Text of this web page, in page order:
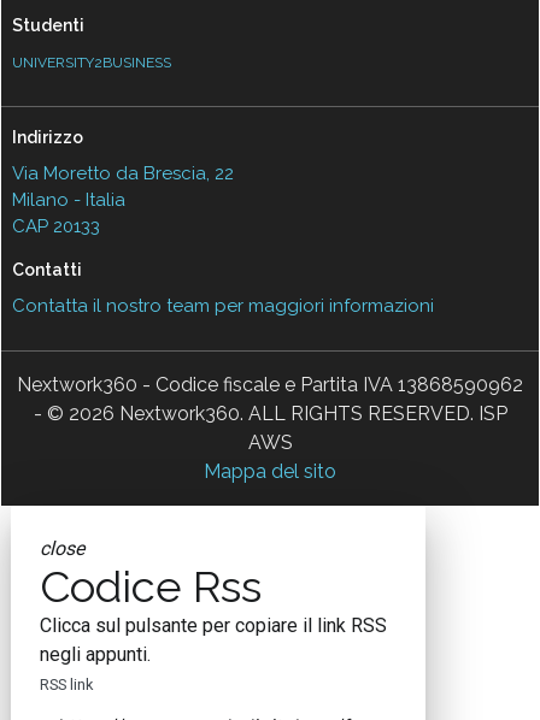
Studenti
UNIVERSITY2BUSINESS
Indirizzo
Via Moretto da Brescia, 22
Milano - Italia
CAP 20133
Contatti
Contatta il nostro team per maggiori informazioni
Nextwork360 - Codice fiscale e Partita IVA 13868590962
- © 2026 Nextwork360. ALL RIGHTS RESERVED. ISP
AWS
Mappa del sito
close
Codice Rss
Clicca sul pulsante per copiare il link RSS
negli appunti.
RSS link